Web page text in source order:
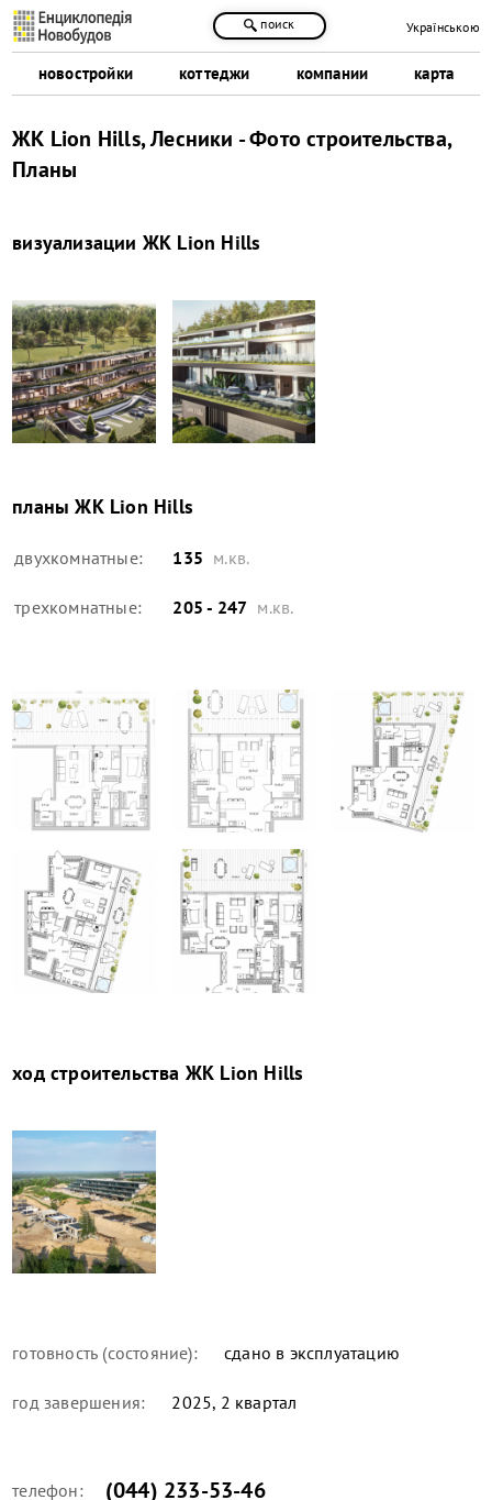
новостройки коттеджи компании карта
поиск Українською
ЖК Lion Hills, Лесники - Фото строительства,
Планы
визуализации ЖК Lion Hills
планыЖК Lion Hills
двухкомнатные: 135 м.кв.
трехкомнатные: 205 - 247 м.кв.
ход строительства ЖК Lion Hills
готовность (состояние): сдано в эксплуатацию
год завершения: 2025, 2 квартал
телефон: (044) 233-53-46